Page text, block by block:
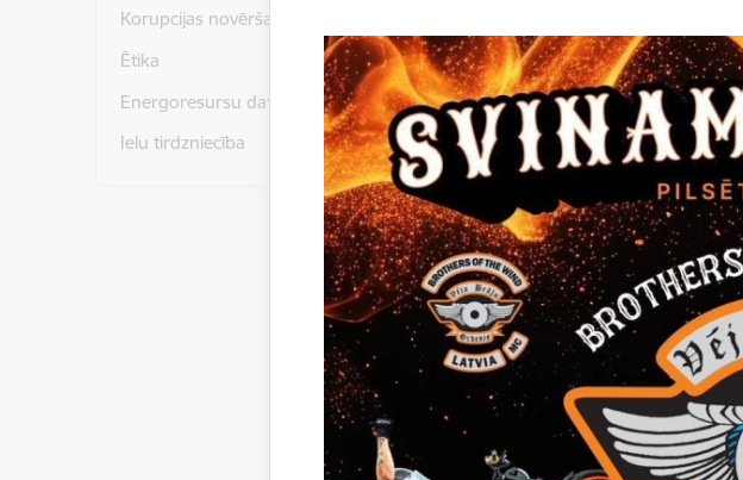
Korupcijas novēršana
Ētika
Energoresursu dati un statistika
Ielu tirdzniecība
pielikums_3_būvdarbu_saraksts
pielikums_4_specialistu_saraksts
pielikums_6_apaksuznemeja_forma
pielikums_8_liguma_projekts